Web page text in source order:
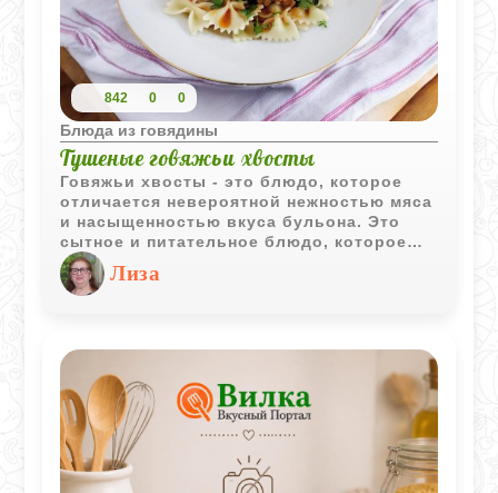
842 0 0
Блюда из говядины
Тушеные говяжьи хвосты
Говяжьи хвосты - это блюдо, которое
отличается невероятной нежностью мяса
и насыщенностью вкуса бульона. Это
сытное и питательное блюдо, которое
готовится довольно долго, но результат
того стоит. Мясо становится настолько
мягким, что легко отделяется от костей.
не слишком жирные.
Лиза